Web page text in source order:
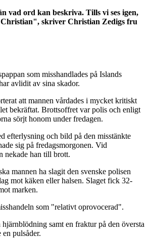
vad ord kan beskriva. Tills vi ses igen,
Christian", skriver Christian Zedigs fru
som misshandlades på Islands
avlidit av sina skador.
att mannen vårdades i mycket kritiskt
bekräftat. Brottsoffret var polis och enligt
sörjt honom under fredagen.
efterlysning och bild på den misstänkte
sig på fredagsmorgonen. Vid
nekade han till brott.
mannen ha slagit den svenske polisen
mot käken eller halsen. Slaget fick 32-
marken.
som "relativt oprovocerad".
samt en fraktur på den översta
en pulsåder.